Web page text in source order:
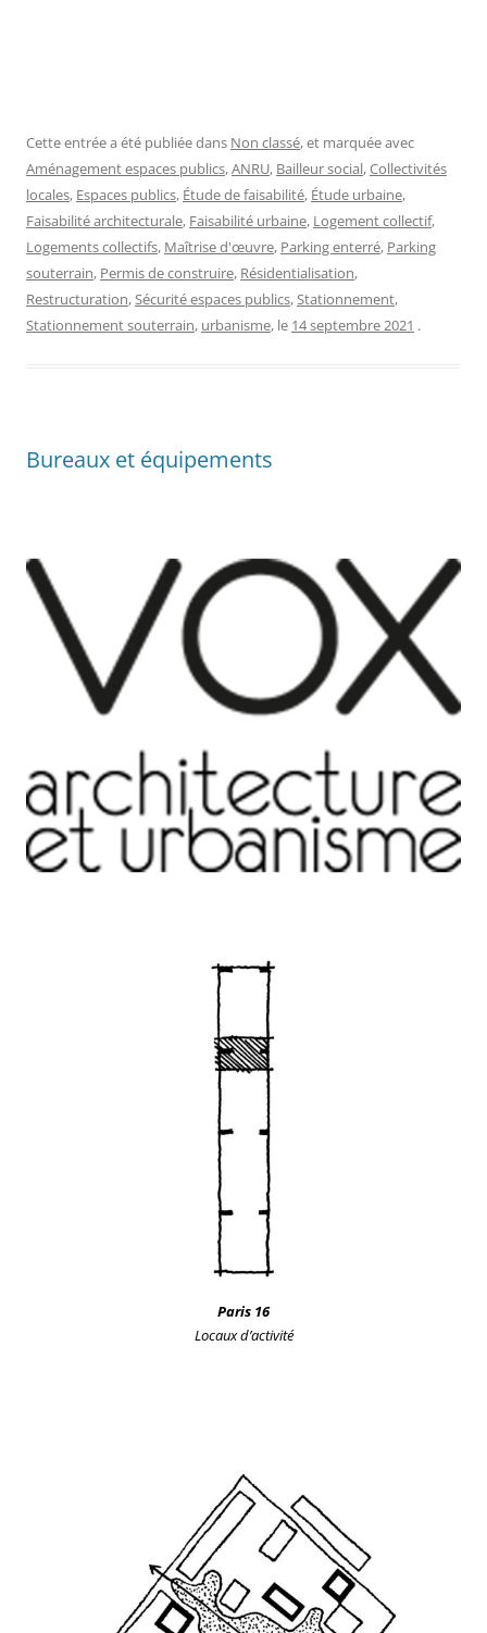
Cette entrée a été publiée dans Non classé, et marquée avec
Aménagement espaces publics,ANRU, Bailleur social,Collectivités
locales, Espaces publics, Étude de faisabilité, Étude urbaine,
Faisabilité architecturale, Faisabilité urbaine, Logement collectif,
Logements collectifs, Maîtrise d'œuvre, Parking enterré, Parking
souterrain, Permis de construire, Résidentialisation,
Restructuration,Sécurité espaces publics,Stationnement,
Stationnement souterrain, urbanisme, le 14 septembre 2021 .
Bureaux et équipements
Paris 16
Locaux d’activité